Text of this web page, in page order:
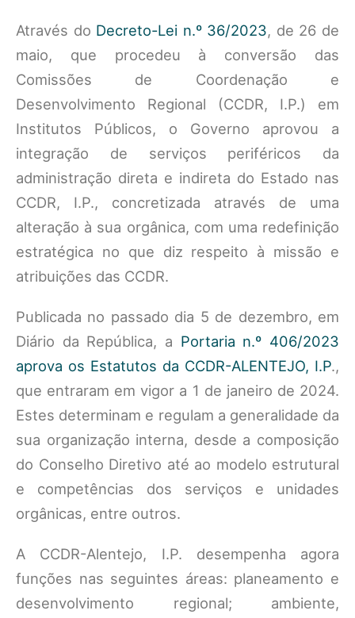
Através do Decreto-Lei n.º 36/2023, de 26 de
maio, que procedeu à conversão das
Comissões de Coordenação e
Desenvolvimento Regional (CCDR, I.P.) em
Institutos Públicos, o Governo aprovou a
integração de serviços periféricos da
administração direta e indireta do Estado nas
CCDR, I.P., concretizada através de uma
alteração à sua orgânica, com uma redefinição
estratégica no que diz respeito à missão e
atribuições das CCDR.
Publicada no passado dia 5 de dezembro, em
Diário da República, a Portaria n.º 406/2023
aprova os Estatutos da CCDR-ALENTEJO, I.P.,
que entraram em vigor a 1 de janeiro de 2024.
Estes determinam e regulam a generalidade da
sua organização interna, desde a composição
do Conselho Diretivo até ao modelo estrutural
e competências dos serviços e unidades
orgânicas, entre outros.
A CCDR-Alentejo, I.P. desempenha agora
funções nas seguintes áreas: planeamento e
desenvolvimento regional; ambiente,